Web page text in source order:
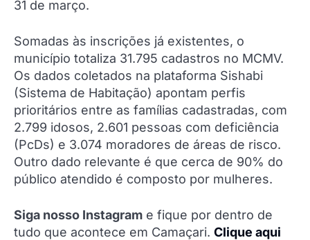
31 de março.
Somadas às inscrições já existentes, o
município totaliza 31.795 cadastros no MCMV.
Os dados coletados na plataforma Sishabi
(Sistema de Habitação) apontam perfis
prioritários entre as famílias cadastradas, com
2.799 idosos, 2.601 pessoas com deficiência
(PcDs) e 3.074 moradores de áreas de risco.
Outro dado relevante é que cerca de 90% do
público atendido é composto por mulheres.
Siga nosso Instagram e fique por dentro de
tudo que acontece em Camaçari. Clique aqui